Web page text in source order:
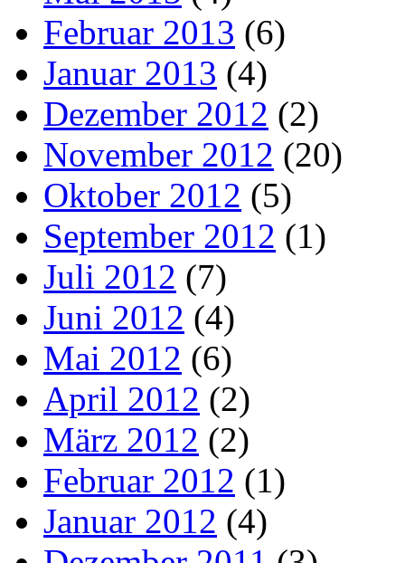
Februar 2013 (6)
Januar 2013 (4)
Dezember 2012 (2)
November 2012 (20)
Oktober 2012 (5)
September 2012 (1)
Juli 2012 (7)
Juni 2012 (4)
Mai 2012 (6)
April 2012 (2)
März 2012 (2)
Februar 2012 (1)
Januar 2012 (4)